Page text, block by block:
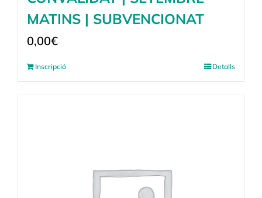
MATINS | SUBVENCIONAT
0,00€
Inscripció Detalls